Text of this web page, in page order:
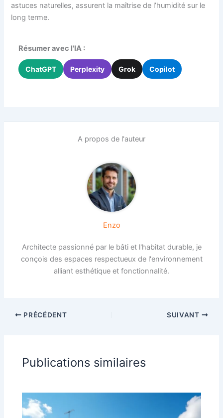
astuces naturelles, assurent la maîtrise de l’humidité sur le
long terme.
Résumer avec l'IA :
ChatGPT Perplexity Grok Copilot
A propos de l'auteur
Enzo
Architecte passionné par le bâti et l'habitat durable, je
conçois des espaces respectueux de l'environnement
alliant esthétique et fonctionnalité.
PRÉCÉDENT SUIVANT
Publications similaires